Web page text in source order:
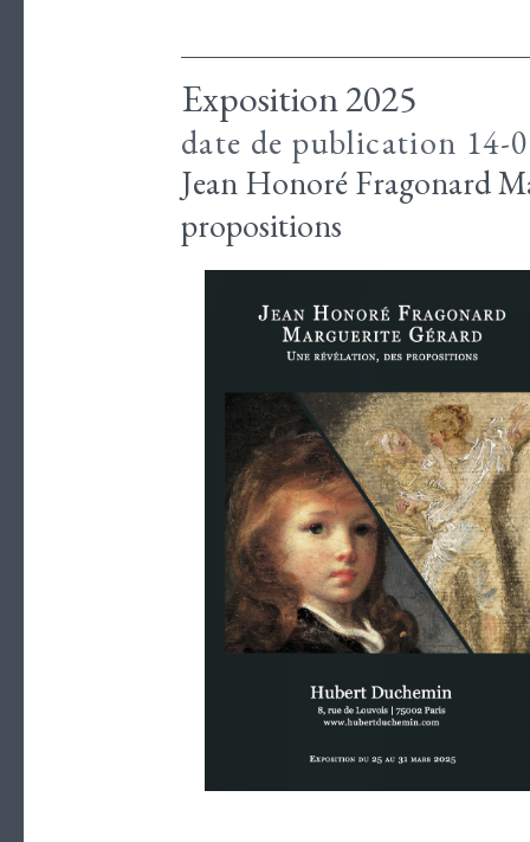
Exposition 2025
date de publication 14-
Jean Honoré Fragonard
propositions